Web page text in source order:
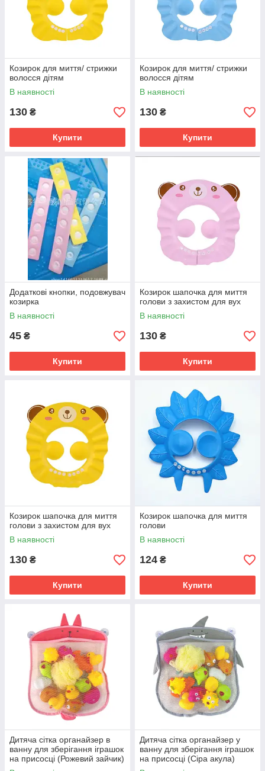
Козирок для миття/ стрижки
волосся дітям
В наявності
130 ₴
Купити
Козирок для миття/ стрижки
волосся дітям
В наявності
130 ₴
Купити
Додаткові кнопки, подовжувач
козирка
В наявності
45 ₴
Купити
Козирок шапочка для миття
голови з захистом для вух
В наявності
130 ₴
Купити
Козирок шапочка для миття
голови з захистом для вух
В наявності
130 ₴
Купити
Козирок шапочка для миття
голови
В наявності
124 ₴
Купити
Дитяча сітка органайзер в
ванну для зберігання іграшок
на присосці (Рожевий зайчик)
Дитяча сітка органайзер у
ванну для зберігання іграшок
на присосці (Сіра акула)